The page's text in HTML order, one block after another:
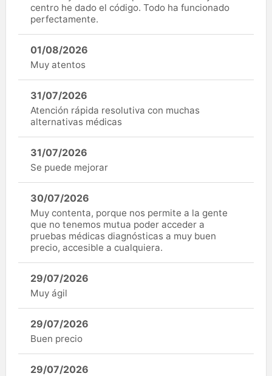
centro he dado el código. Todo ha funcionado
perfectamente.
01/08/2026
Muy atentos
31/07/2026
Atención rápida resolutiva con muchas
alternativas médicas
31/07/2026
Se puede mejorar
30/07/2026
Muy contenta, porque nos permite a la gente
que no tenemos mutua poder acceder a
pruebas médicas diagnósticas a muy buen
precio, accesible a cualquiera.
29/07/2026
Muy ágil
29/07/2026
Buen precio
29/07/2026